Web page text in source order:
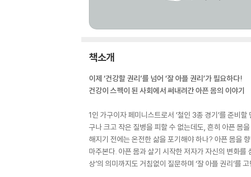
책소개
이제 ‘건강할 권리’를 넘어 ‘잘 아플 권리’가 필요하다!
건강이 스펙이 된 사회에서 써내려간 아픈 몸의 이야기
1인 가구이자 페미니스트로서 ‘철인 3종 경기’를 준비
구나 크고 작은 질병을 피할 수 없는데도, 흔히 아픈 몸
해지기 전에는 온전한 삶을 포기해야 하나? 아픈 몸을
마주본다. 아픈 몸과 살기 시작한 저자가 자신의 변화를
상’의 의미까지도 거침없이 질문하며 ‘잘 아플 권리’를